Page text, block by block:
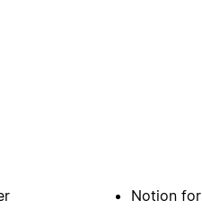
Notion for